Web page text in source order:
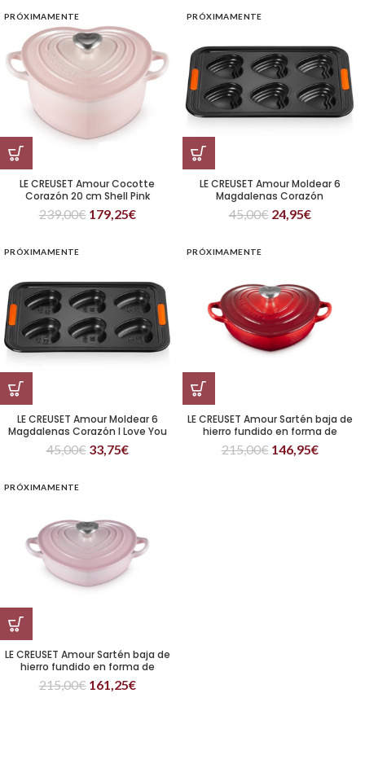
PRÓXIMAMENTE
LE CREUSET Amour Cocotte
Corazón 20 cm Shell Pink
239,00€ 179,25€
PRÓXIMAMENTE
LE CREUSET Amour Moldear 6
Magdalenas Corazón
45,00€ 24,95€
PRÓXIMAMENTE
LE CREUSET Amour Moldear 6
Magdalenas Corazón I Love You
45,00€ 33,75€
PRÓXIMAMENTE
LE CREUSET Amour Sartén baja de
hierro fundido en forma de
corazón 20 cm Cereza
215,00€ 146,95€
PRÓXIMAMENTE
LE CREUSET Amour Sartén baja de
hierro fundido en forma de
corazón 20 cm Shell Pink
215,00€ 161,25€